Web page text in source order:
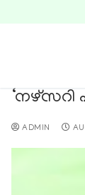
‘നഴ്സറി
ADMIN